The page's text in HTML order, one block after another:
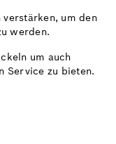
um den
werden.
um auch
Service zu bieten.